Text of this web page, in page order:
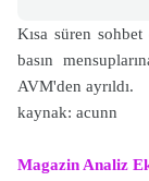
Kısa süren
basın
AVM'den ayrıldı.
kaynak: acunn
Magazin Analiz